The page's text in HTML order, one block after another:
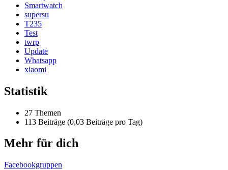
Smartwatch
supersu
T235
Test
twrp
Update
Whatsapp
xiaomi
Statistik
27 Themen
113 Beiträge (0,03 Beiträge pro Tag)
Mehr für dich
Facebookgruppen